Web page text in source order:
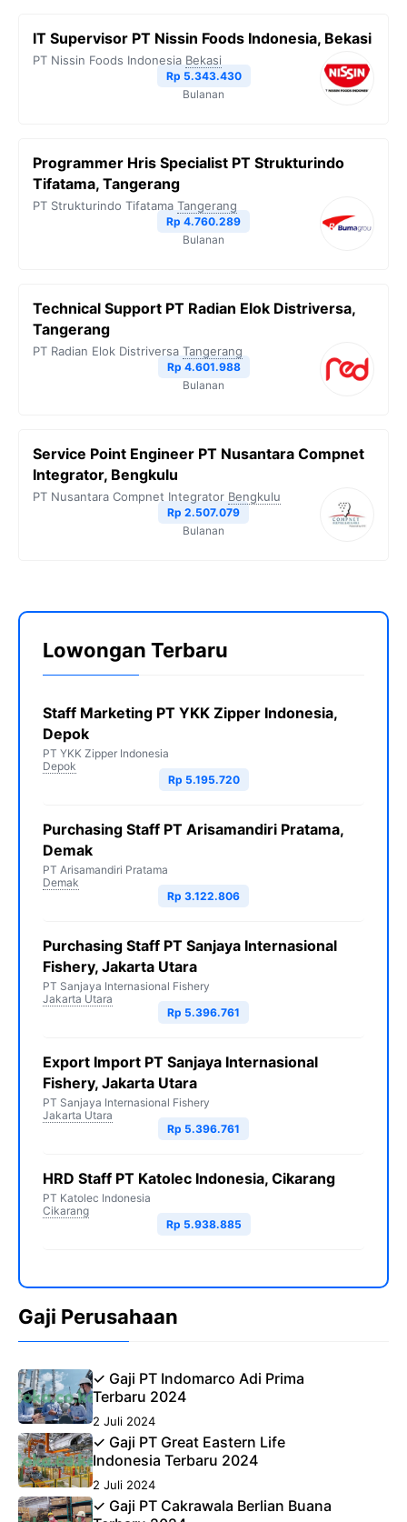
IT Supervisor PT Nissin Foods Indonesia, Bekasi
PT Nissin Foods Indonesia Bekasi
Rp 5.343.430
Bulanan
Programmer Hris Specialist PT Strukturindo
Tifatama, Tangerang
PT Strukturindo Tifatama Tangerang
Rp 4.760.289
Bulanan
Technical Support PT Radian Elok Distriversa,
Tangerang
PT Radian Elok Distriversa Tangerang
Rp 4.601.988
Bulanan
Service Point Engineer PT Nusantara Compnet
Integrator, Bengkulu
PT Nusantara Compnet Integrator Bengkulu
Rp 2.507.079
Bulanan
Lowongan Terbaru
Staff Marketing PT YKK Zipper Indonesia,
Depok
PT YKK Zipper Indonesia
Depok
Rp 5.195.720
Purchasing Staff PT Arisamandiri Pratama,
Demak
PT Arisamandiri Pratama
Demak
Rp 3.122.806
Purchasing Staff PT Sanjaya Internasional
Fishery, Jakarta Utara
PT Sanjaya Internasional Fishery
Jakarta Utara
Rp 5.396.761
Export Import PT Sanjaya Internasional
Fishery, Jakarta Utara
PT Sanjaya Internasional Fishery
Jakarta Utara
Rp 5.396.761
HRD Staff PT Katolec Indonesia, Cikarang
PT Katolec Indonesia
Cikarang
Rp 5.938.885
Gaji Perusahaan
✓ Gaji PT Indomarco Adi Prima
Terbaru 2024
2 Juli 2024
✓ Gaji PT Great Eastern Life
Indonesia Terbaru 2024
2 Juli 2024
✓ Gaji PT Cakrawala Berlian Buana